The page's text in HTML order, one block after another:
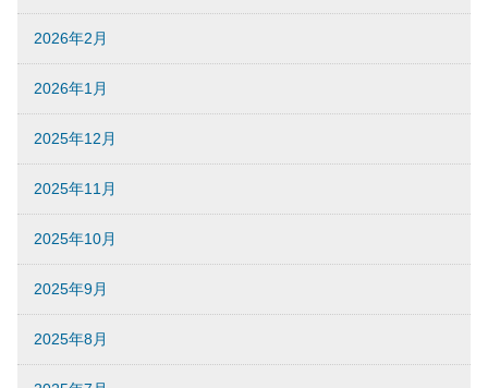
2026年2月
2026年1月
2025年12月
2025年11月
2025年10月
2025年9月
2025年8月